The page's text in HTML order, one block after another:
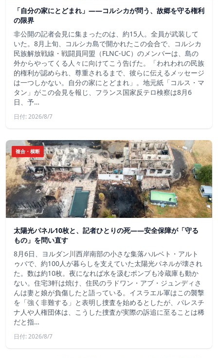
「自分の家にとどまれ」——コルシカが問う、故郷を守る権利
の限界
非公開の記者会見に集まったのは、約15人。全員が武装して
いた。8月上旬、コルシカ島で開かれたこの会合で、コルシカ
民族解放戦線・戦闘員同盟（FLNC-UC）のメンバーは、島の
外からやってくる人々に向けてこう告げた。「われわれの民族
的権利が認められ、尊重されるまで、彼らに伝えるメッセージ
は一つしかない。自分の家にとどまれ」。地元紙「コルス・マ
タン」がこの会見を報じ、フランス国家反テロ検察は8月6
日、予…
日付: 2026/8/7
複合・横断
太陽光パネル10枚と、記者ひとりの死——安全保障が「守る
もの」を問い直す
8月6日、ヨルダン川西岸南部の小さな集落ハルベト・アルト
ゥバで、約100人が暮らしを支えていた太陽光パネルが壊され
た。数は約10枚。夜になれば水を汲むポンプも冷蔵庫も動か
ない。住宅3軒は焼け、住民のラドワン・アブ・ジュンディさ
んは妻と娘が負傷したと語っている。イスラエル軍はこの襲撃
を「強く非難する」と表明し捜査を始めるとしたが、パレスチ
ナ人や人権団体は、こうした捜査が実際の訴追に至ることは稀
だと指…
日付: 2026/8/7